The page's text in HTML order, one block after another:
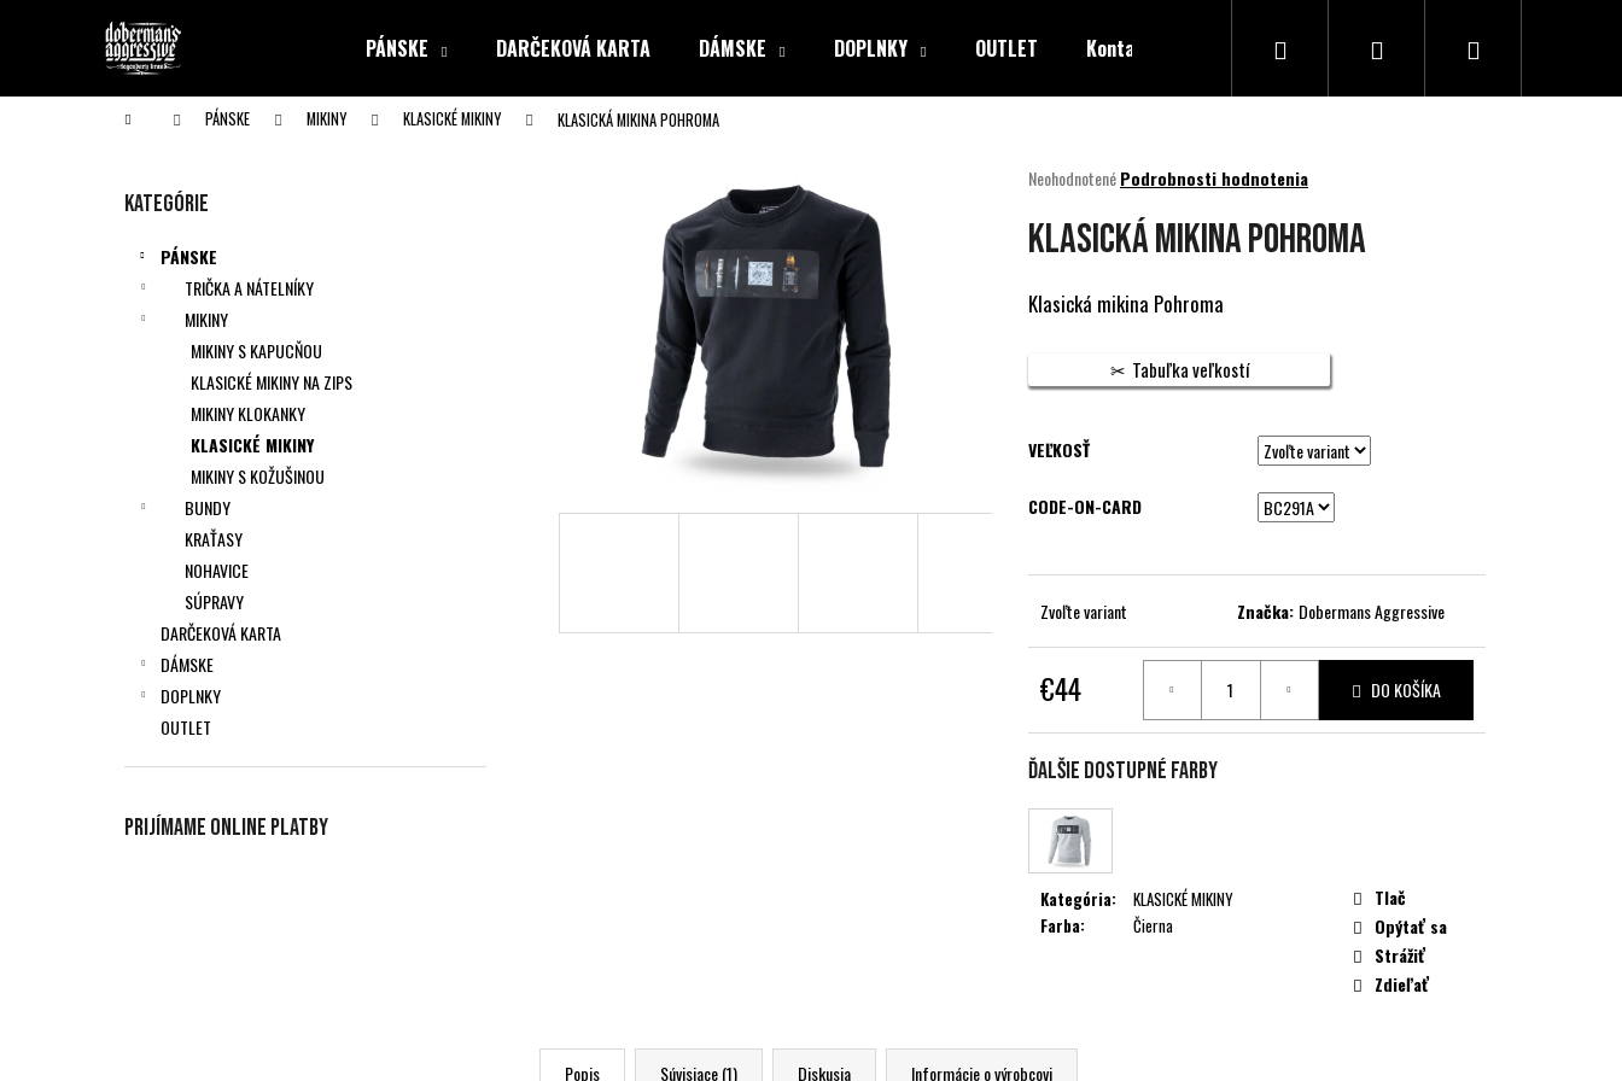
PÁNSKE DARČEKOVÁ KARTA DÁMSKE DOPLNKY OUTLET Kontakty Hľadať PrihlásenieNákupný
Domov PÁNSKE MIKINY KLASICKÉ MIKINY KLASICKÁ MIKINA POHROMA
Preskočiť
Kategórie
PÁNSKE
TRIČKA A NÁTELNÍKY
MIKINY
MIKINY S KAPUCŇOU
KLASICKÉ MIKINY NA ZIPS
MIKINY KLOKANKY
KLASICKÉ MIKINY
MIKINY S KOŽUŠINOU
BUNDY
KRAŤASY
NOHAVICE
SÚPRAVY
DARČEKOVÁ KARTA
DÁMSKE
DOPLNKY
OUTLET
Prijímame online platby
Priemerné
produktu
je
z
5
NeohodnotenéPodrobnosti hodnotenia
KLASICKÁ MIKINA POHROMA
Klasická mikina Pohroma
Tabuľka veľkostí
VEĽKOSŤ
CODE-ON-CARD
Zvoľte variant Značka: Dobermans Aggressive
€44
cena:
DO KOŠÍKA
Ďalšie dostupné farby
Kategória:
KLASICKÉ MIKINY
Farba: Čierna
Tlač
Opýtať sa
Strážiť
Zdieľať
Popis Súvisiace (1) Diskusia Informácie o výrobcovi
í
Späť
do obchodu
Späť
do obchodu
Čo potrebujete nájsť?
Odporúčame